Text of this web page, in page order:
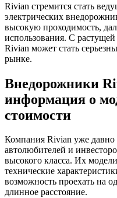
Rivian стремится стать
электрических
высокую проходимость,
использования. С
Rivian может стать
рынке.
Внедорожники
информация о
стоимости
Компания Rivian уже давно
автолюбителей и
высокого класса. Их
технические
возможность проехать на
длинное расстояние.